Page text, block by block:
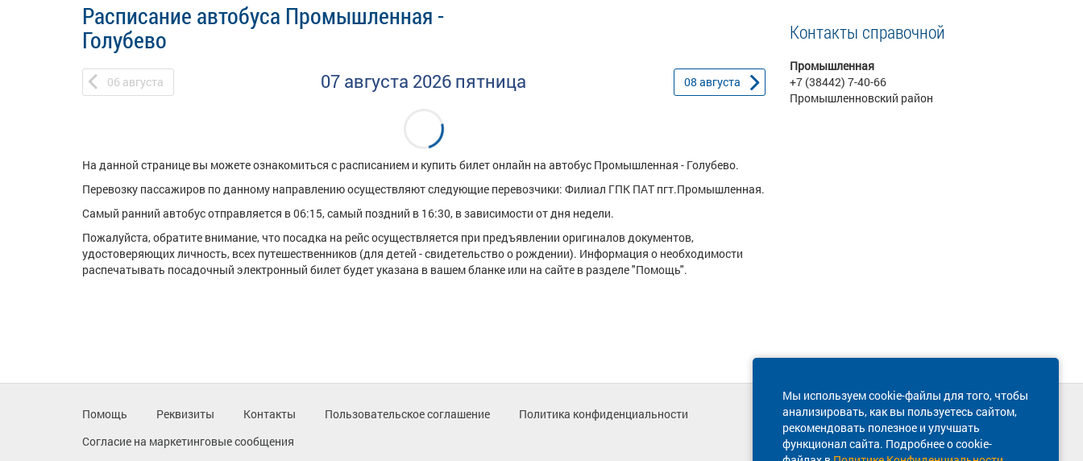
Расписание автобуса Промышленная -
Голубево
06 августа 07 августа 2026 пятница 08 августа
На данной странице вы можете ознакомиться с расписанием и купить билет онлайн на автобус Промышленная - Голубево.
Перевозку пассажиров по данному направлению осуществляют следующие перевозчики: Филиал ГПК ПАТ пгт.Промышленная.
Самый ранний автобус отправляется в 06:15, самый поздний в 16:30, в зависимости от дня недели.
Пожалуйста, обратите внимание, что посадка на рейс осуществляется при предъявлении оригиналов документов,
удостоверяющих личность, всех путешественников (для детей - свидетельство о рождении). Информация о необходимости
распечатывать посадочный электронный билет будет указана в вашем бланке или на сайте в разделе "Помощь".
Контакты справочной
Промышленная
+7 (38442) 7-40-66
Промышленновский район
Мы используем cookie-файлы для того, чтобы
анализировать, как вы пользуетесь сайтом,
рекомендовать полезное и улучшать
функционал сайта. Подробнее о cookie-
Помощь Реквизиты Контакты Пользовательское соглашение
Политика конфиденциальности
Согласие на маркетинговые сообщения
Техническая поддержка сайта
8 800 600-03-38